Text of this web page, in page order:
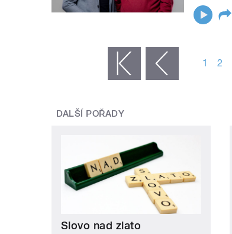
‹ předchozí 1 2
DALŠÍ POŘADY
Slovo nad zlato